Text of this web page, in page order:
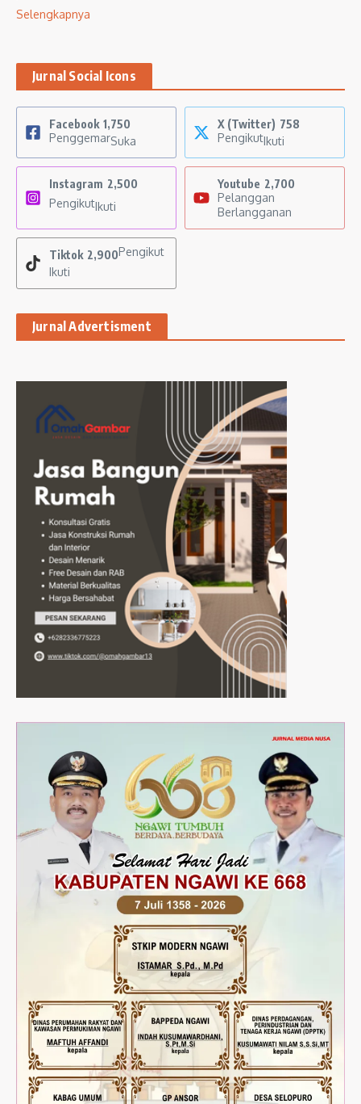
Selengkapnya
Jurnal Social Icons
Facebook 1,750
PenggemarSuka
X (Twitter) 758
PengikutIkuti
Instagram 2,500
PengikutIkuti
Youtube 2,700
Pelanggan
Berlangganan
Tiktok 2,900Pengikut
Ikuti
Jurnal Advertisment